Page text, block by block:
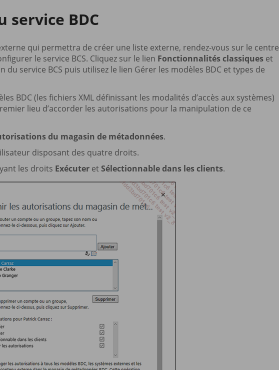
service BDC
qui permettra de créer une liste externe, rendez-vous sur le centre
le service BCS. Cliquez sur le lien Fonctionnalités classiques et
du service BCS puis utilisez le lien Gérer les modèles BDC et types de
BDC (les fichiers XML définissant les modalités d’accès aux systèmes)
lieu d’accorder les autorisations pour la manipulation de ce
du magasin de métadonnées.
disposant des quatre droits.
les droits Exécuter etSélectionnable dans les clients.